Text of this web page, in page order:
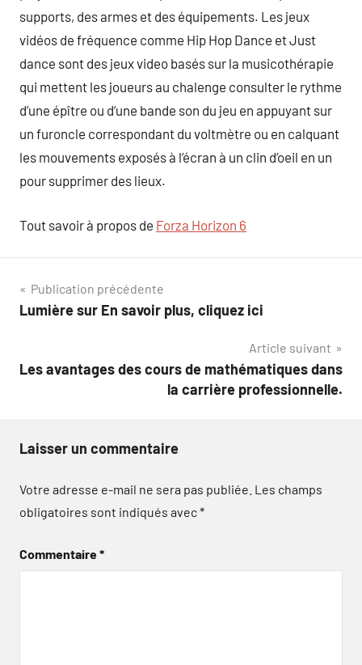
supports, des armes et des équipements. Les jeux
vidéos de fréquence comme Hip Hop Dance et Just
dance sont des jeux video basés sur la musicothérapie
qui mettent les joueurs au chalenge consulter le rythme
d’une épître ou d’une bande son du jeu en appuyant sur
un furoncle correspondant du voltmètre ou en calquant
les mouvements exposés à l’écran à un clin d’oeil en un
pour supprimer des lieux.
Tout savoir à propos de Forza Horizon 6
Navigation
de
Publication précédente
Lumière sur En savoir plus, cliquez ici
Article suivant
Les avantages des cours de mathématiques dans
la carrière professionnelle.
Laisser un commentaire
Votre adresse e-mail ne sera pas publiée. Les champs
obligatoires sont indiqués avec*
Commentaire*